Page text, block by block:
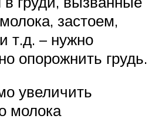
застоем,
т.д. – нужно
опорожнить грудь.
увеличить
молока